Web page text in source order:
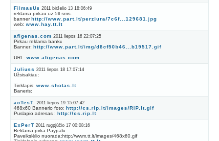
FilmasUs 2011 birželio 13 18:06:49
reklama pirkau uz 5lt sms.
banner http://www.part.lt/perziura/7c6f...129681.jpg
web: www.hay.tt.lt
afigenas.com 2011 liepos 16 22:07:25
Pirkau reklama banku
Banner: http://www.part.lt/img/d8cf50b46...b19517.gif
URL: www.afigenas.com
Juliuss 2011 liepos 18 17:07:14
Užsisakiau:
Tinklapis: www.shotas.lt
Baneris:
acTesT. 2011 liepos 19 15:07:42
468x60 Bannerio foto: http://cs.rip.lt/images/RIP.lt.gif
Puslapio adresas : http://cs.rip.lt
ExPerT 2011 rugpjūčio 17 00:08:16
Reklama pirka Paypalu
Paveikslėlio nuorada:http://wwm.tt.lt/images/468x60.gif